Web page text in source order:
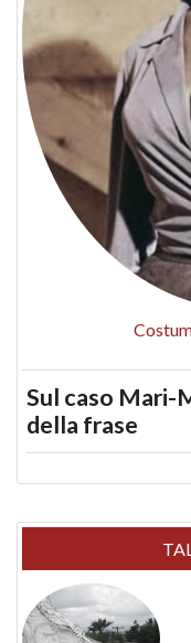
Sul caso Mari-
della frase